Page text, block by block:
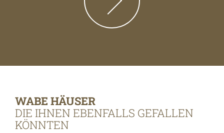
WABE HÄUSER
DIE IHNEN EBENFALLS GEFALLEN
KÖNNTEN